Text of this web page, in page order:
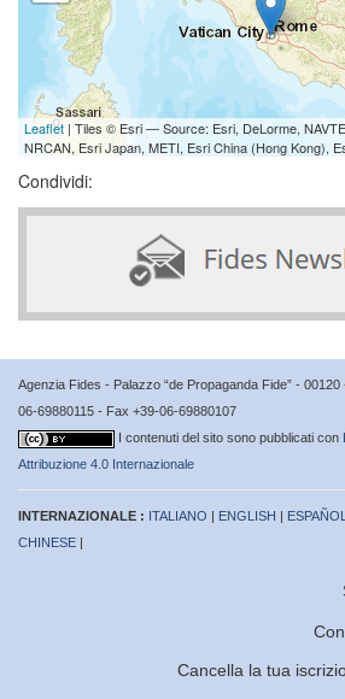
Leaflet | Tiles © Esri — Source: Esri, DeLorme,
NRCAN, Esri Japan, METI, Esri China (Hong Kong),
Condividi:
Agenzia Fides - Palazzo “de Propaganda Fide” -
06-69880115 - Fax +39-06-69880107
I contenuti del sito sono pubblicati con
Attribuzione 4.0 Internazionale
INTERNAZIONALE : ITALIANO | ENGLISH | ESPAÑOL
CHINESE |
Cancella la tua